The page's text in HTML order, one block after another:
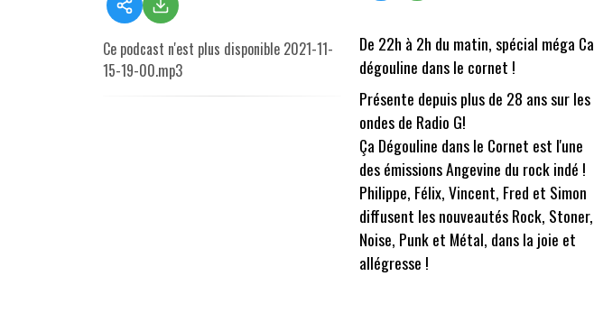
Ce podcast n'est plus disponible 2021-11-
15-19-00.mp3
De 22h à 2h du matin, spécial méga Ca
dégouline dans le cornet !
Présente depuis plus de 28 ans sur les
ondes de Radio G!
Ça Dégouline dans le Cornet est l'une
des émissions Angevine du rock indé !
Philippe, Félix, Vincent, Fred et Simon
diffusent les nouveautés Rock, Stoner,
Noise, Punk et Métal, dans la joie et
allégresse !